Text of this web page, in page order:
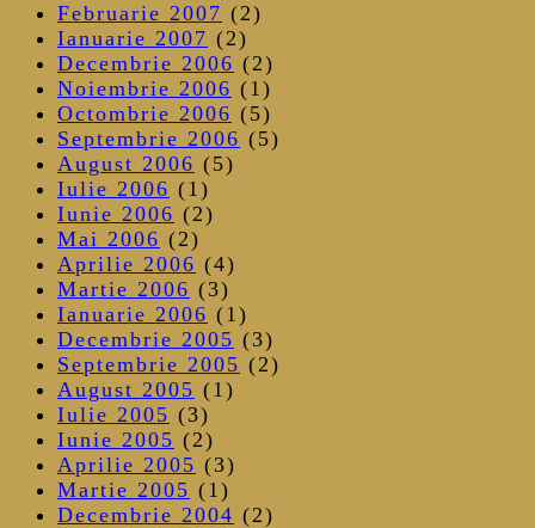
Februarie 2007 (2)
Ianuarie 2007 (2)
Decembrie 2006 (2)
Noiembrie 2006 (1)
Octombrie 2006 (5)
Septembrie 2006 (5)
August 2006 (5)
Iulie 2006 (1)
Iunie 2006 (2)
Mai 2006 (2)
Aprilie 2006 (4)
Martie 2006 (3)
Ianuarie 2006 (1)
Decembrie 2005 (3)
Septembrie 2005 (2)
August 2005 (1)
Iulie 2005 (3)
Iunie 2005 (2)
Aprilie 2005 (3)
Martie 2005 (1)
Decembrie 2004 (2)